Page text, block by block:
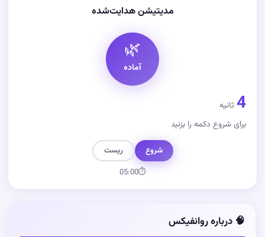
مدیتیشن هدایت‌شده
🌿
آماده
4 ثانیه
برای شروع دکمه را بزنید
شروع
ریست
⏱
05:00
🧠 درباره روانفیکس